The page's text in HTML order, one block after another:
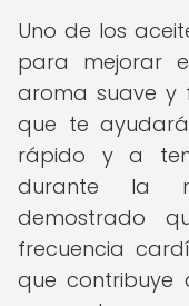
Uno de los
para mejorar
aroma suave y
que te
rápido y a
durante la
demostrado
frecuencia
que contribuye